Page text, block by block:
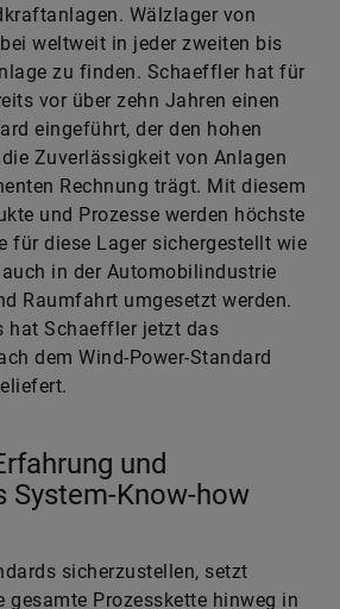
Wälzlager von
weltweit in jeder zweiten bis
zu finden. Schaeffler hat für
vor über zehn Jahren einen
eingeführt, der den hohen
Zuverlässigkeit von Anlagen
Rechnung trägt. Mit diesem
und Prozesse werden höchste
für diese Lager sichergestellt wie
in der Automobilindustrie
Raumfahrt umgesetzt werden.
hat Schaeffler jetzt das
dem Wind-Power-Standard
und
System-Know-how
sicherzustellen, setzt
gesamte Prozesskette hinweg in